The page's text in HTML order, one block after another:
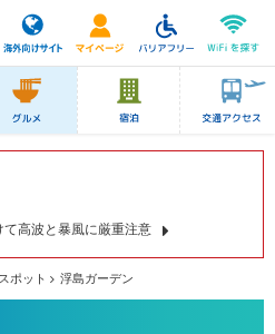
高波と暴風に厳重注意
ポット 浮島ガーデン